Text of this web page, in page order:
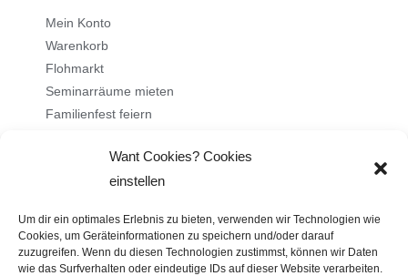
Want Cookies? Cookies
einstellen
Um dir ein optimales Erlebnis zu bieten, verwenden wir Technologien wie
Cookies, um Geräteinformationen zu speichern und/oder darauf
zuzugreifen. Wenn du diesen Technologien zustimmst, können wir Daten
wie das Surfverhalten oder eindeutige IDs auf dieser Website verarbeiten.
Mein Konto
Warenkorb
Flohmarkt
Seminarräume mieten
Familienfest feiern
Stellenangebote
Kontakt